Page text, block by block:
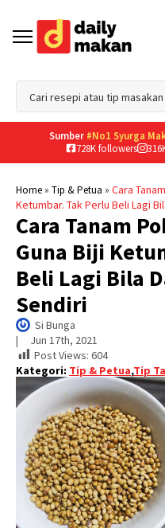
Sumber #No1 Syurga
728K followers
Home» Tip & Petua » Cara
Ketumbar. Tak Perlu Beli Lagi
Cara Tanam
Guna Biji
Beli Lagi Bila
Sendiri
Si Bunga
| Jun 17th, 2021
Post Views: 604
Kategori: Tip & Petua,Tip